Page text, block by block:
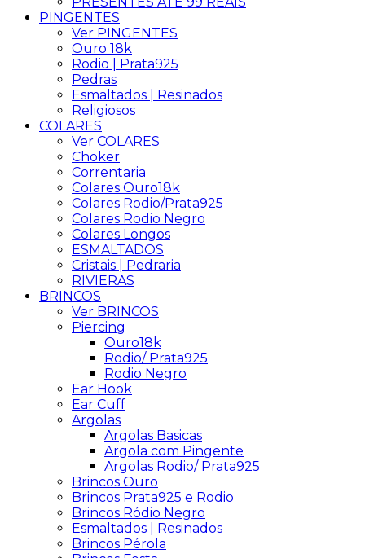
PINGENTES
Ver PINGENTES
Ouro 18k
Rodio | Prata925
Pedras
Esmaltados | Resinados
Religiosos
COLARES
Ver COLARES
Choker
Correntaria
Colares Ouro18k
Colares Rodio/Prata925
Colares Rodio Negro
Colares Longos
ESMALTADOS
Cristais | Pedraria
RIVIERAS
BRINCOS
Ver BRINCOS
Piercing
Ouro18k
Rodio/ Prata925
Rodio Negro
Ear Hook
Ear Cuff
Argolas
Argolas Basicas
Argola com Pingente
Argolas Rodio/ Prata925
Brincos Ouro
Brincos Prata925 e Rodio
Brincos Ródio Negro
Esmaltados | Resinados
Brincos Pérola